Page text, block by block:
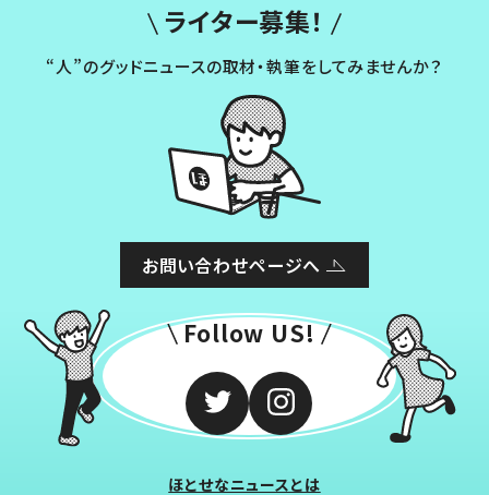
ライター募集！
“人”のグッドニュースの取材・執筆をしてみませんか？
お問い合わせページへ
Follow US!
ほとせなニュースとは